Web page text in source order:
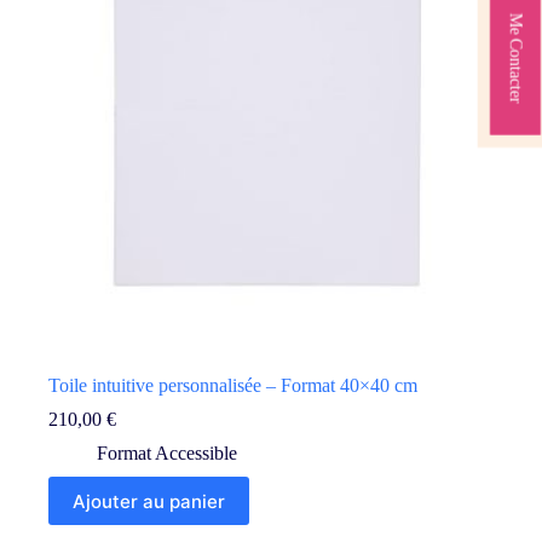
Toile intuitive personnalisée – Format 40×40 cm
210,00 €
Format Accessible
Ajouter au panier
Me Contacter